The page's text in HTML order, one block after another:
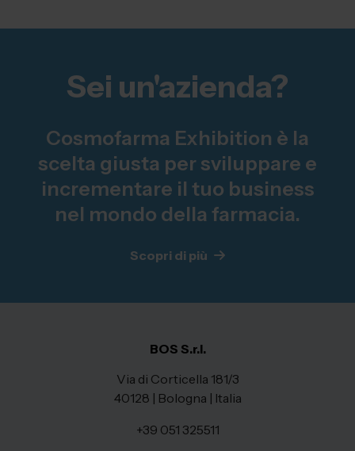
Sei un'azienda?
Cosmofarma Exhibition è la
scelta giusta per sviluppare e
incrementare il tuo business
nel mondo della farmacia.
Scopri di più
BOS S.r.l.
Via di Corticella 181/3
40128 | Bologna | Italia
+39 051 325511